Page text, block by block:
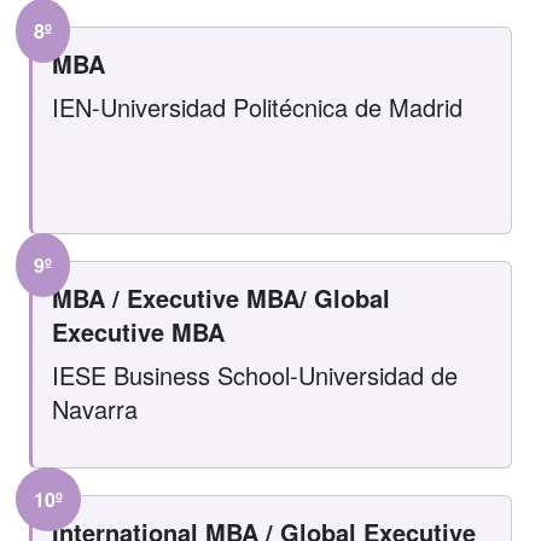
8º
MBA
IEN-Universidad Politécnica de Madrid
9º
MBA / Executive MBA/ Global
Executive MBA
IESE Business School-Universidad de
Navarra
10º
International MBA / Global Executive